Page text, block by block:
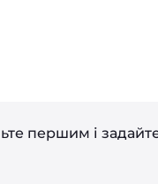
першим і